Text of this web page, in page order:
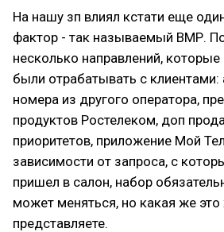
На нашу зп влиял кстати еще
фактор - так называемый ВМР.
несколько направлений,
были отрабатывать с клиентами:
номера из другого оператора,
продуктов Ростелеком, доп
приоритетов, приложение Мой
зависимости от запроса, с
пришел в салон, набор
может меняться, но какая же это
представляете.